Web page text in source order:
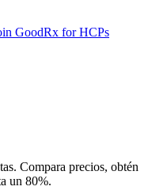
GoodRx for HCPs
Compara precios, obtén
un 80%.